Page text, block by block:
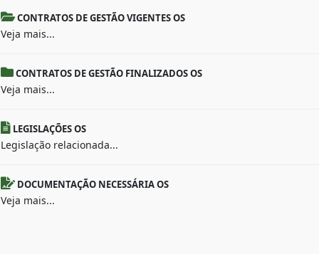
CONTRATOS DE GESTÃO VIGENTES OS
Veja mais...
CONTRATOS DE GESTÃO FINALIZADOS OS
Veja mais...
LEGISLAÇÕES OS
Legislação relacionada...
DOCUMENTAÇÃO NECESSÁRIA OS
Veja mais...